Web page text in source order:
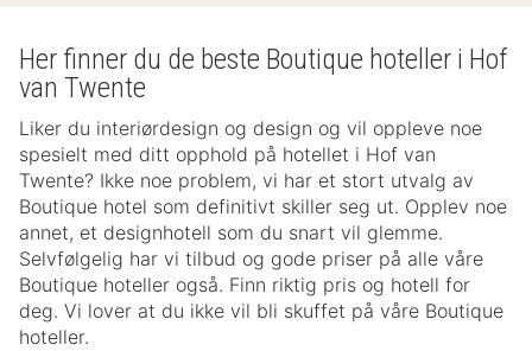
Her finner du de beste Boutique hoteller i Hof
van Twente
Liker du interiørdesign og design og vil oppleve noe
spesielt med ditt opphold på hotellet i Hof van
Twente? Ikke noe problem, vi har et stort utvalg av
Boutique hotel som definitivt skiller seg ut. Opplev noe
annet, et designhotell som du snart vil glemme.
Selvfølgelig har vi tilbud og gode priser på alle våre
Boutique hoteller også. Finn riktig pris og hotell for
deg. Vi lover at du ikke vil bli skuffet på våre Boutique
hoteller.